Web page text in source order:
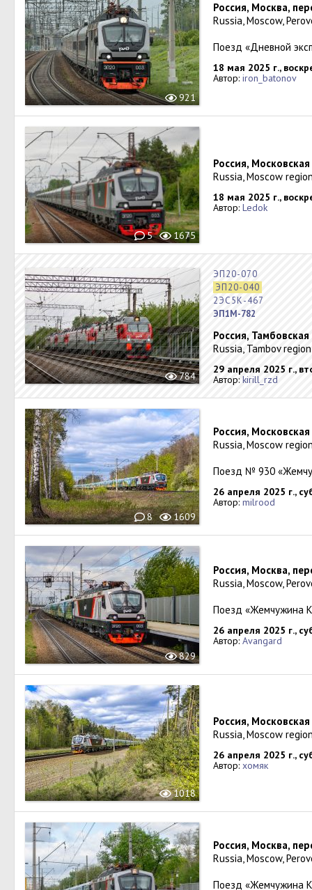
921
Россия, Москва,
Russia, Moscow,
Поезд «Дневной
18 мая 2025 г.,
Автор: iron_batonov
5 1675
Россия,
Russia, Moscow
18 мая 2025 г.,
Автор: Ledok
784
ЭП20-070
ЭП20-040
2ЭС5К-467
ЭП1М-782
Россия,
Russia, Tambov
29 апреля 2025 г.,
Автор: kirill_rzd
8 1609
Россия,
Russia, Moscow
Поезд № 930
26 апреля 2025 г.,
Автор: milrood
829
Россия, Москва,
Russia, Moscow,
Поезд «Жемчужина
26 апреля 2025 г.,
Автор: Avangard
1018
Россия,
Russia, Moscow
26 апреля 2025 г.,
Автор: хомяк
Россия, Москва,
Russia, Moscow,
Поезд «Жемчужина